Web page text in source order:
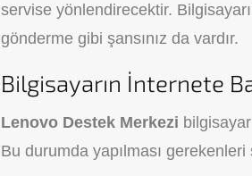
servise yönlendirecektir.
gönderme gibi şansınız da vardır.
Bilgisayarın İnternete
Lenovo Destek Merkezi
Bu durumda yapılması gerekenleri